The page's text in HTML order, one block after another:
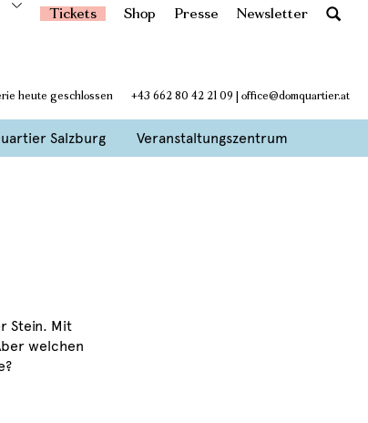
Tickets Shop Presse Newsletter
heute geschlossen +43 662 80 42 21 09 | office@domquartier.at
Salzburg Veranstaltungszentrum
Stein. Mit
welchen